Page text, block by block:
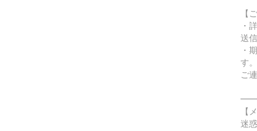
【
・
送
・
す
ご
【
迷